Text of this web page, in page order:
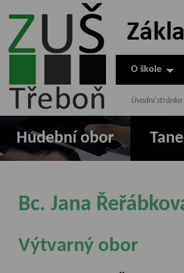
ZUŠ Třeboň -
Základní
umělecká škola
O škole
Hudební obor
Úvodní stránka
Bc. Jana
Výtvarný obor